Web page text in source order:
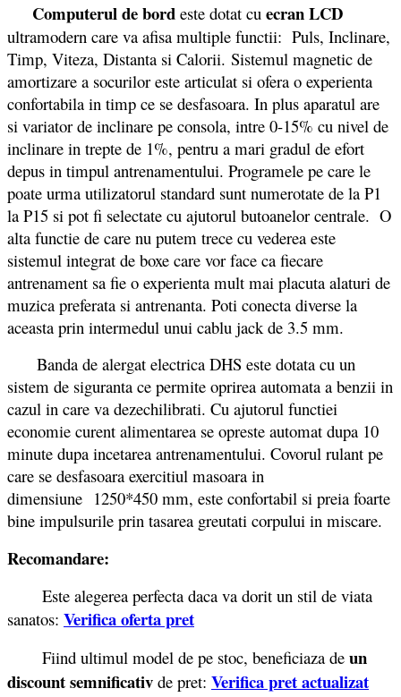
Computerul de bord este dotat cu ecran LCD
ultramodern care va afisa multiple functii: Puls, Inclinare,
Timp, Viteza, Distanta si Calorii. Sistemul magnetic de
amortizare a socurilor este articulat si ofera o experienta
confortabila in timp ce se desfasoara. In plus aparatul are
si variator de inclinare pe consola, intre 0-15% cu nivel de
inclinare in trepte de 1%, pentru a mari gradul de efort
depus in timpul antrenamentului. Programele pe care le
poate urma utilizatorul standard sunt numerotate de la P1
la P15 si pot fi selectate cu ajutorul butoanelor centrale. O
alta functie de care nu putem trece cu vederea este
sistemul integrat de boxe care vor face ca fiecare
antrenament sa fie o experienta mult mai placuta alaturi de
muzica preferata si antrenanta. Poti conecta diverse la
aceasta prin intermedul unui cablu jack de 3.5 mm.
Banda de alergat electrica DHS este dotata cu un
sistem de siguranta ce permite oprirea automata a benzii in
cazul in care va dezechilibrati. Cu ajutorul functiei
economie curent alimentarea se opreste automat dupa 10
minute dupa incetarea antrenamentului. Covorul rulant pe
care se desfasoara exercitiul masoara in
dimensiune 1250*450 mm, este confortabil si preia foarte
bine impulsurile prin tasarea greutati corpului in miscare.
Recomandare:
Este alegerea perfecta daca va dorit un stil de viata
sanatos: Verifica oferta pret
Fiind ultimul model de pe stoc, beneficiaza de un
discount semnificativ de pret: Verifica pret actualizat